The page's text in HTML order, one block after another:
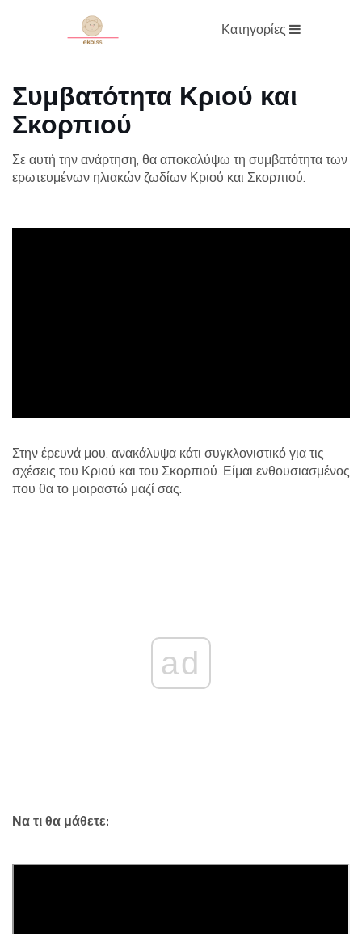
Κατηγορίες
Συμβατότητα Κριού και
Σκορπιού
Σε αυτή την ανάρτηση, θα αποκαλύψω τη συμβατότητα των
ερωτευμένων ηλιακών ζωδίων Κριού και Σκορπιού.
Στην έρευνά μου, ανακάλυψα κάτι συγκλονιστικό για τις
σχέσεις του Κριού και του Σκορπιού. Είμαι ενθουσιασμένος
που θα το μοιραστώ μαζί σας.
ad
Να τι θα μάθετε: